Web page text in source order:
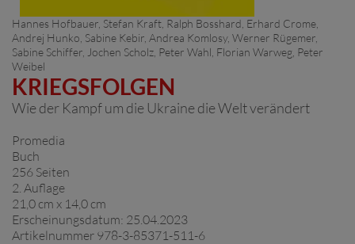
Hannes Hofbauer Stefan Kraft , Ralph Bosshard, Erhard Crome
Andrej Hunko, Sabine Kebir Andrea Komlosy, Werner Rügemer
Sabine Schiffer , Jochen Scholz, Peter Wahl , Florian Warweg, Peter
Weibel
KRIEGSFOLGEN
Wie der Kampf um die Ukraine die Welt verändert
Promedia
Buch
256 Seiten
2. Auflage
21,0 cm x 14,0 cm
Erscheinungsdatum: 25.04.2023
Artikelnummer 978-3-85371-511-6